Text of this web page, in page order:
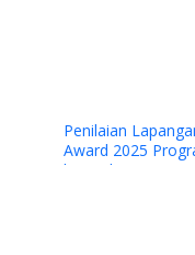
Penilaian
Award 2025
kontrak